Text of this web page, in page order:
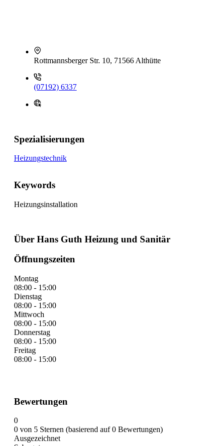
Rottmannsberger Str. 10, 71566 Althütte
(07192) 6337
Spezialisierungen
Heizungstechnik
Keywords
Heizungsinstallation
Über Hans Guth Heizung und Sanitär
Öffnungszeiten
Montag
08:00 - 15:00
Dienstag
08:00 - 15:00
Mittwoch
08:00 - 15:00
Donnerstag
08:00 - 15:00
Freitag
08:00 - 15:00
Bewertungen
0
0 von 5 Sternen (basierend auf 0 Bewertungen)
Ausgezeichnet